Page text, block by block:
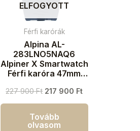
ELFOGYOTT
Férfi karórák
Alpina AL-
283LNO5NAQ6
Alpiner X Smartwatch
Férfi karóra 47mm
227 900Ft 217 900 Ft
Tovább
olvasom